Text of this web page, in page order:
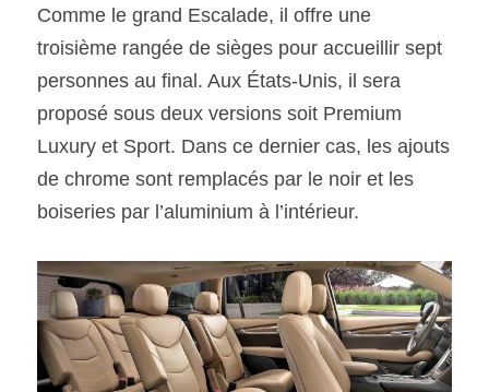
Comme le grand Escalade, il offre une
troisième rangée de sièges pour accueillir sept
personnes au final. Aux États-Unis, il sera
proposé sous deux versions soit Premium
Luxury et Sport. Dans ce dernier cas, les ajouts
de chrome sont remplacés par le noir et les
boiseries par l’aluminium à l’intérieur.